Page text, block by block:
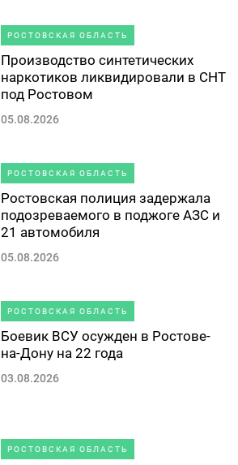
РОСТОВСКАЯ ОБЛАСТЬ
Производство синтетических
наркотиков ликвидировали в СНТ
под Ростовом
05.08.2026
РОСТОВСКАЯ ОБЛАСТЬ
Ростовская полиция задержала
подозреваемого в поджоге АЗС и
21 автомобиля
05.08.2026
РОСТОВСКАЯ ОБЛАСТЬ
Боевик ВСУ осужден в Ростове-
на-Дону на 22 года
03.08.2026
РОСТОВСКАЯ ОБЛАСТЬ